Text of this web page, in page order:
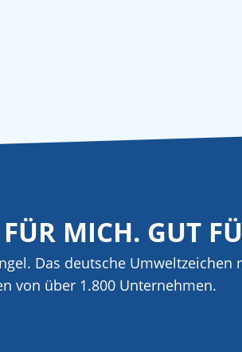
MICH. GUT
Das deutsche Umweltzeichen
von über 1.800 Unternehmen.